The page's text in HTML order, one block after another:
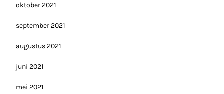
oktober 2021
september 2021
augustus 2021
juni 2021
mei 2021